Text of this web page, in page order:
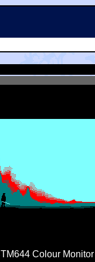
Colour Monitor